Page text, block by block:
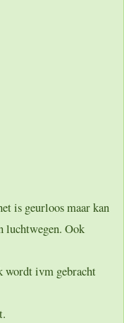
is geurloos maar kan
luchtwegen. Ook
wordt ivm gebracht